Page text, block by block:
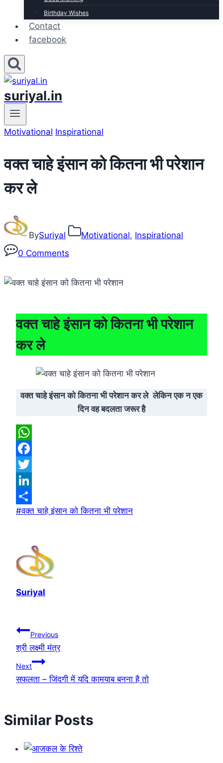
Birthday Wishes
Contact
facebook
suriyal.in
Motivational Inspirational
वक्त चाहे इंसान को कितना भी परेशान
कर ले
BySuriyal Motivational, Inspirational
0 Comments
वक्त चाहे इंसान को कितना भी परेशान
कर ले
वक्त चाहे इंसान को कितना भी परेशान कर ले लेकिन एक न एक
दिन वह बदलता जरूर है
WhatsApp
Facebook
Twitter
LinkedIn
Share
Post
#वक्त चाहे इंसान को कितना भी परेशान
Suriyal
Post
navigation
Previous
श्री लक्ष्मी मंत्र
Next
सफलता – जिंदगी में यदि कामयाब बनना है तो
Similar Posts